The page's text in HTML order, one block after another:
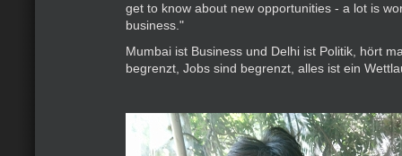
get to know about new opportunities - a lot is
business."
Mumbai ist Business und Delhi ist Politik, hört
begrenzt, Jobs sind begrenzt, alles ist ein